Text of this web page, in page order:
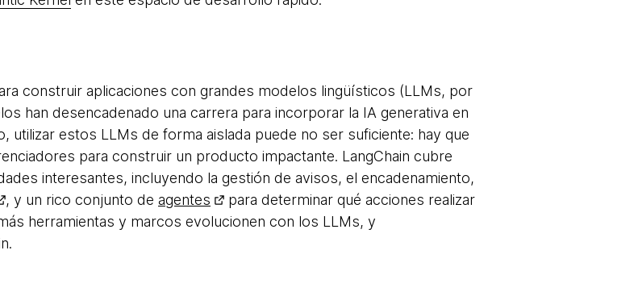
construir aplicaciones con grandes modelos lingüísticos (LLMs, por
han desencadenado una carrera para incorporar la IA generativa en
utilizar estos LLMs de forma aislada puede no ser suficiente: hay que
para construir un producto impactante. LangChain cubre
interesantes, incluyendo la gestión de avisos, el encadenamiento,
, y un rico conjunto de agentes
para determinar qué acciones realizar
herramientas y marcos evolucionen con los LLMs, y